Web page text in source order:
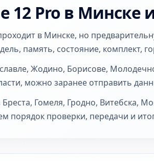
12 Pro в Минске
в Минске, но
память, состояние, комплект,
Жодино, Борисове,
можно заранее отправить
Гомеля, Гродно, Витебска,
порядок проверки, передачи и